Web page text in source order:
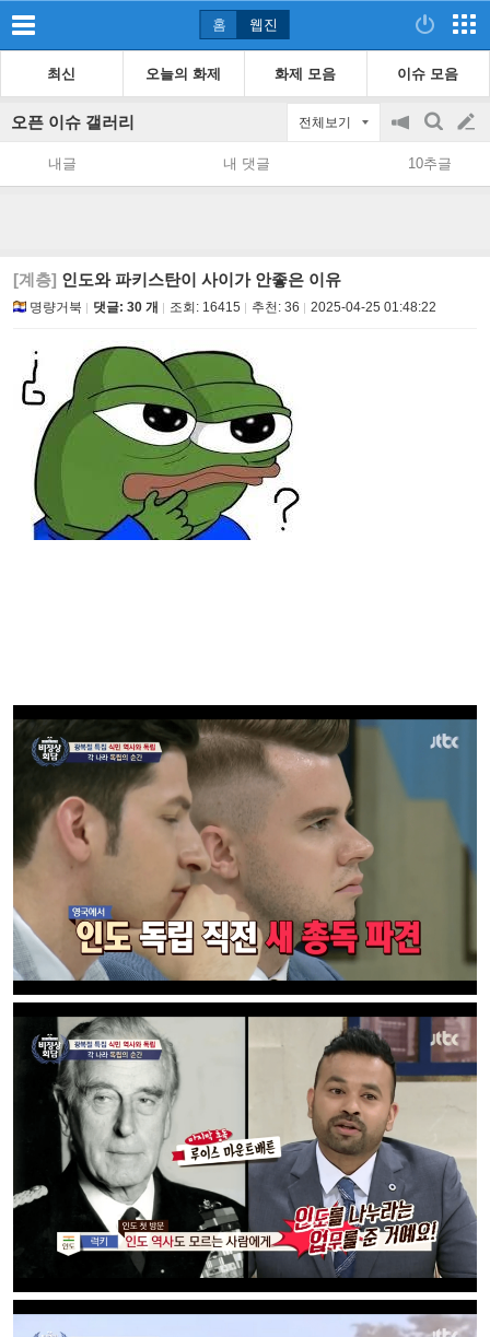
홈 웹진
최신 오늘의 화제 화제 모음 이슈 모음
오픈 이슈 갤러리 전체보기
공
지
on/off
검
색
글
쓰
내글 내 댓글 10추글
[계층] 인도와 파키스탄이 사이가 안좋은 이유
명량거북 댓글: 30 개 조회: 16415 추천: 36 2025-04-25 01:48:22